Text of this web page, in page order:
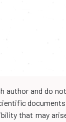
author and do
that may